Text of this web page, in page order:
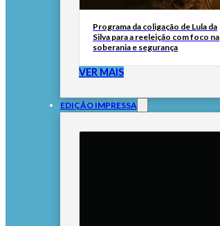
Programa da coligação de Lula da
Silva para a reeleição com foco na
soberania e segurança
VER MAIS
EDIÇÃO IMPRESSA